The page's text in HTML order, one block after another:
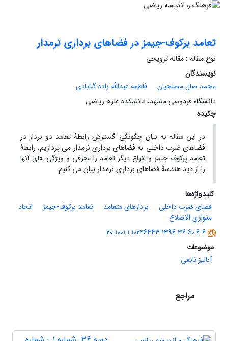
تعامد برکوف-جیمز در فضاهای برداری نرمدار
نوع مقاله : مقاله ترویجی
نویسندگان
محمد صال مصلحیان
فاطمه عبدالله زاده گنابادی
دانشگاه فردوسی مشهد، دانشکده علوم ریاضی
چکیده
در این مقاله به بیان چگونگی گسترش رابطۀ تعامد دو بردار در
فضاهای ضرب داخلی به فضاهای برداری نرمدار می پردازیم. رابطۀ
تعامد بِرکوف-جیمز و انواع دیگر تعامد را معرفی و ویژگی های آنها
را از دید هندسۀ فضاهای برداری نرمدار بیان می کنیم.
کلیدواژه‌ها
فضای ضرب داخلی
بردارهای متعامد تعامد بِرکوف-جیمز
اتحاد
متوازی الاضلاع
20.1001.1.10226443.1396.36.60.6.6
موضوعات
آنالیز تابعی
مراجع